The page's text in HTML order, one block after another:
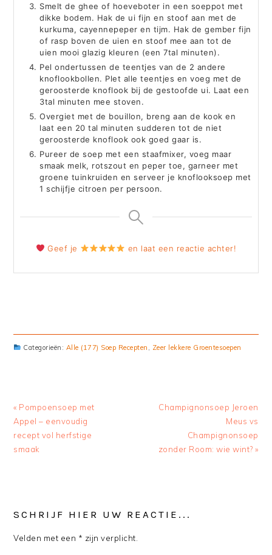
Smelt de ghee of hoeveboter in een soeppot met
dikke bodem. Hak de ui fijn en stoof aan met de
kurkuma, cayennepeper en tijm. Hak de gember fijn
of rasp boven de uien en stoof mee aan tot de
uien mooi glazig kleuren (een 7tal minuten).
Pel ondertussen de teentjes van de 2 andere
knoflookbollen. Plet alle teentjes en voeg met de
geroosterde knoflook bij de gestoofde ui. Laat een
3tal minuten mee stoven.
Overgiet met de bouillon, breng aan de kook en
laat een 20 tal minuten sudderen tot de niet
geroosterde knoflook ook goed gaar is.
Pureer de soep met een staafmixer, voeg maar
smaak melk, rotszout en peper toe, garneer met
groene tuinkruiden en serveer je knoflooksoep met
1 schijfje citroen per persoon.
Geef je en laat een reactie achter!
Categorieën: Alle (177) Soep Recepten Zeer lekkere Groentesoepen
Previous
Post:
« Pompoensoep met
Appel – eenvoudig
recept vol herfstige
smaak
Next
Champignonsoep Jeroen
Meus vs
Champignonsoep
zonder Room: wie wint? »
INTERACTIONS
SCHRIJF HIER UW REACTIE...
Velden met een * zijn verplicht.